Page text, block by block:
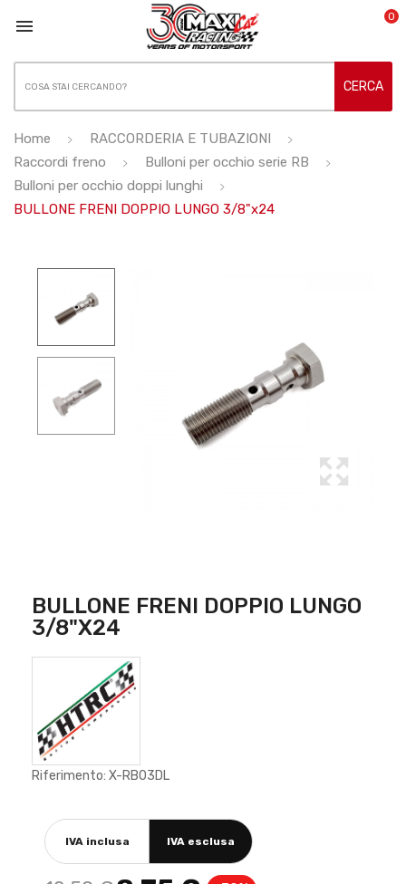
 0
CERCA
Home
RACCORDERIA E TUBAZIONI
Raccordi freno
Bulloni per occhio serie RB
Bulloni per occhio doppi lunghi
BULLONE FRENI DOPPIO LUNGO 3/8"x24
BULLONE FRENI DOPPIO LUNGO
3/8"x24
Riferimento: X-RB03DL
IVA inclusa IVA esclusa